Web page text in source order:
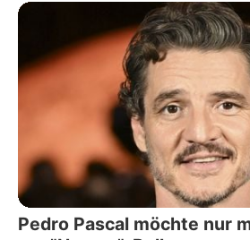
Pedro Pascal möchte nur